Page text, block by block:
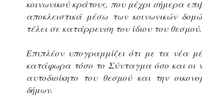
κοινωνικού κράτους, που μέχρι σήμερα
αποκλειστικά μέσω των κοινωνικών
τέλει σε κατάρρευση του ίδιου του θεσμού.
Επιπλέον υπογραμμίζει ότι με τα νέα
κατάφωρα τόσο το Σύνταγμα όσο και οι
αυτοδιοίκητο του θεσμού και την
δήμων.
τμήματα δοκιμων
και Μουζακίου το 2ο
εκπαίδευσης 4/5 - 31/5
Στη έκδοση εγκυκλιου οδηγιών
Δ.Α. της προκήρυξης 1Κ/2024,
ανθρωπίνου Δυναμικού Δημοτικής
Προσωπικού Τοπ. Αυτοδιοίκησης,
Δημόσιας Διοίκησης του Υπ.
MAR
Δημοσιέυθηκε στο ΦΕΚ Β'